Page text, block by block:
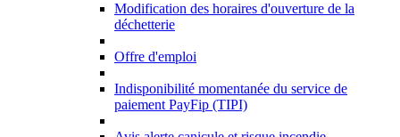
Modification des horaires d'ouverture de la
déchetterie
Offre d'emploi
Indisponibilité momentanée du service de
paiement PayFip (TIPI)